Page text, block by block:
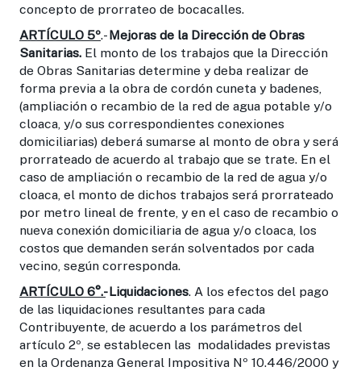
concepto de prorrateo de bocacalles.
ARTÍCULO 5º.-Mejoras de la Dirección de Obras
Sanitarias. El monto de los trabajos que la Dirección
de Obras Sanitarias determine y deba realizar de
forma previa a la obra de cordón cuneta y badenes,
(ampliación o recambio de la red de agua potable y/o
cloaca, y/o sus correspondientes conexiones
domiciliarias) deberá sumarse al monto de obra y será
prorrateado de acuerdo al trabajo que se trate. En el
caso de ampliación o recambio de la red de agua y/o
cloaca, el monto de dichos trabajos será prorrateado
por metro lineal de frente, y en el caso de recambio o
nueva conexión domiciliaria de agua y/o cloaca, los
costos que demanden serán solventados por cada
vecino, según corresponda.
ARTÍCULO 6°.-Liquidaciones. A los efectos del pago
de las liquidaciones resultantes para cada
Contribuyente, de acuerdo a los parámetros del
artículo 2º, se establecen las modalidades previstas
en la Ordenanza General Impositiva Nº 10.446/2000 y